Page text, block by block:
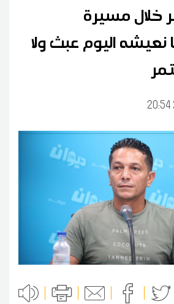
خلال مسيرة
نعيشه اليوم عبث ولا